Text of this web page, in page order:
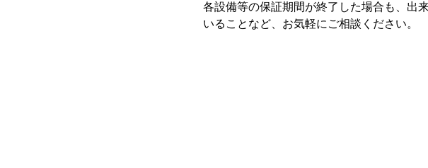
各設備等の保証期間が終了した場合も、出
いることなど、お気軽にご相談ください。